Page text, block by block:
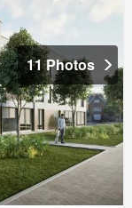
11 Photos